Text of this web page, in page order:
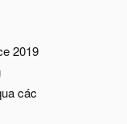
2019
các